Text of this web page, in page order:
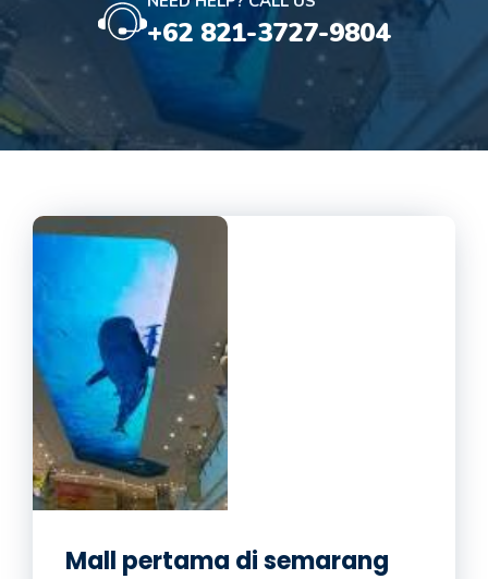
+62 821-3727-9804
Mall pertama di semarang